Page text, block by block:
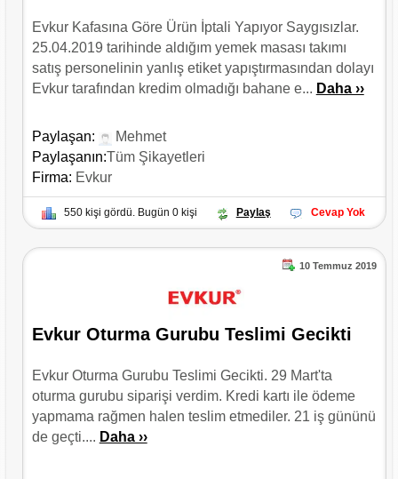
Evkur Kafasına Göre Ürün İptali Yapıyor Saygısızlar.
25.04.2019 tarihinde aldığım yemek masası takımı
satış personelinin yanlış etiket yapıştırmasından dolayı
Evkur tarafından kredim olmadığı bahane e... Daha ››
Paylaşan:
Mehmet
Paylaşanın:Tüm Şikayetleri
Firma: Evkur
550 kişi gördü. Bugün 0 kişi Paylaş Cevap Yok
10 Temmuz 2019
Evkur Oturma Gurubu Teslimi Gecikti
Evkur Oturma Gurubu Teslimi Gecikti. 29 Mart'ta
oturma gurubu siparişi verdim. Kredi kartı ile ödeme
yapmama rağmen halen teslim etmediler. 21 iş gününü
de geçti.... Daha ››